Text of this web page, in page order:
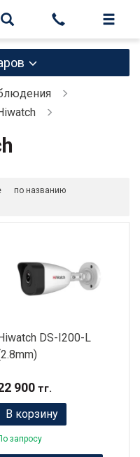
по названию
DS-I200-L
900тг.
В корзину
запросу